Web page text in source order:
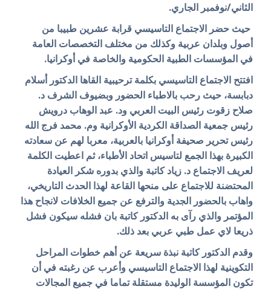
الثاني/نوفمبر الجاري.
حيث حضر الاجتماع التاسيسي قرابة عشرين طبيبا من
أصول وبلدان عربية وكذلك من مختلف التخصصات العامة
في المؤسسات الطبية الحكومية والخاصة في أوكرانيا.
افتتح الاجتماع التاسيسي بكلمة ترحيبية القاها الدكتور أسلام
دبابسة، حيث رحب بالاطباء الحضور وبضيوف الشرف د.
صلاح زقوت رئيس البيت العربي ود. عبد الوهاب درويش
رئيس جمعية الصداقة الكردية الأوكرانية وم. محمد فرج الله
رئيس تحرير صحيفة أوكرانيا بالعربية، معربا لهم عن سعادته
الكبيرة بهذا الجمع لتاسيس اتحاد الأطباء، ثم اعطيت الكلمة
لعريف الاجتماع د. زياد كاتبة والذي بدوره شكر العيادة
المحتضنة للاجتماع على منحها القاعة لهذا الحدث التاريخي،
واهاب بالحضور الجدية والترفع عن جميع الخلافات لانجاح هذا
المؤتمر والذي رآى به الدكتور كاتبة بان فشله سيكون فشل
ذريعا لاي عمل طبي عربي بعد ذلك.
وقدم الدكتور كاتبة نبذة سريعة عن أهم خطوات المراحل
التكوينية لهذا الاجتماع التاسيسي وأعرب عن رغبته في أن
تكون المؤسسة الوليدة مستقلة تماما في جميع المجالات